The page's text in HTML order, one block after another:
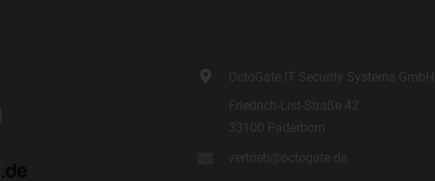
OctoGate IT Security Systems GmbH
Friedrich-List-Straße 42
33100 Paderborn
vertrieb@octogate.de
einer Weise, auf welche die personenbezogenen Daten ohne
betroffenen Person zugeordnet werden können, sofern diese
zusätzlichen Informationen gesondert aufbewahrt werden und
gewährleisten, dass die personenbezogenen Daten nicht einer